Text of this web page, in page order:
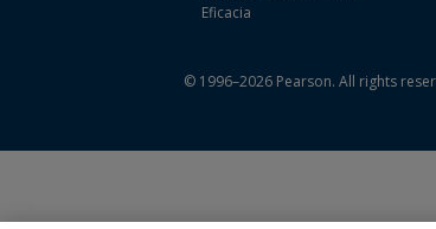
Eficacia
© 1996–2026 Pearson. All rights